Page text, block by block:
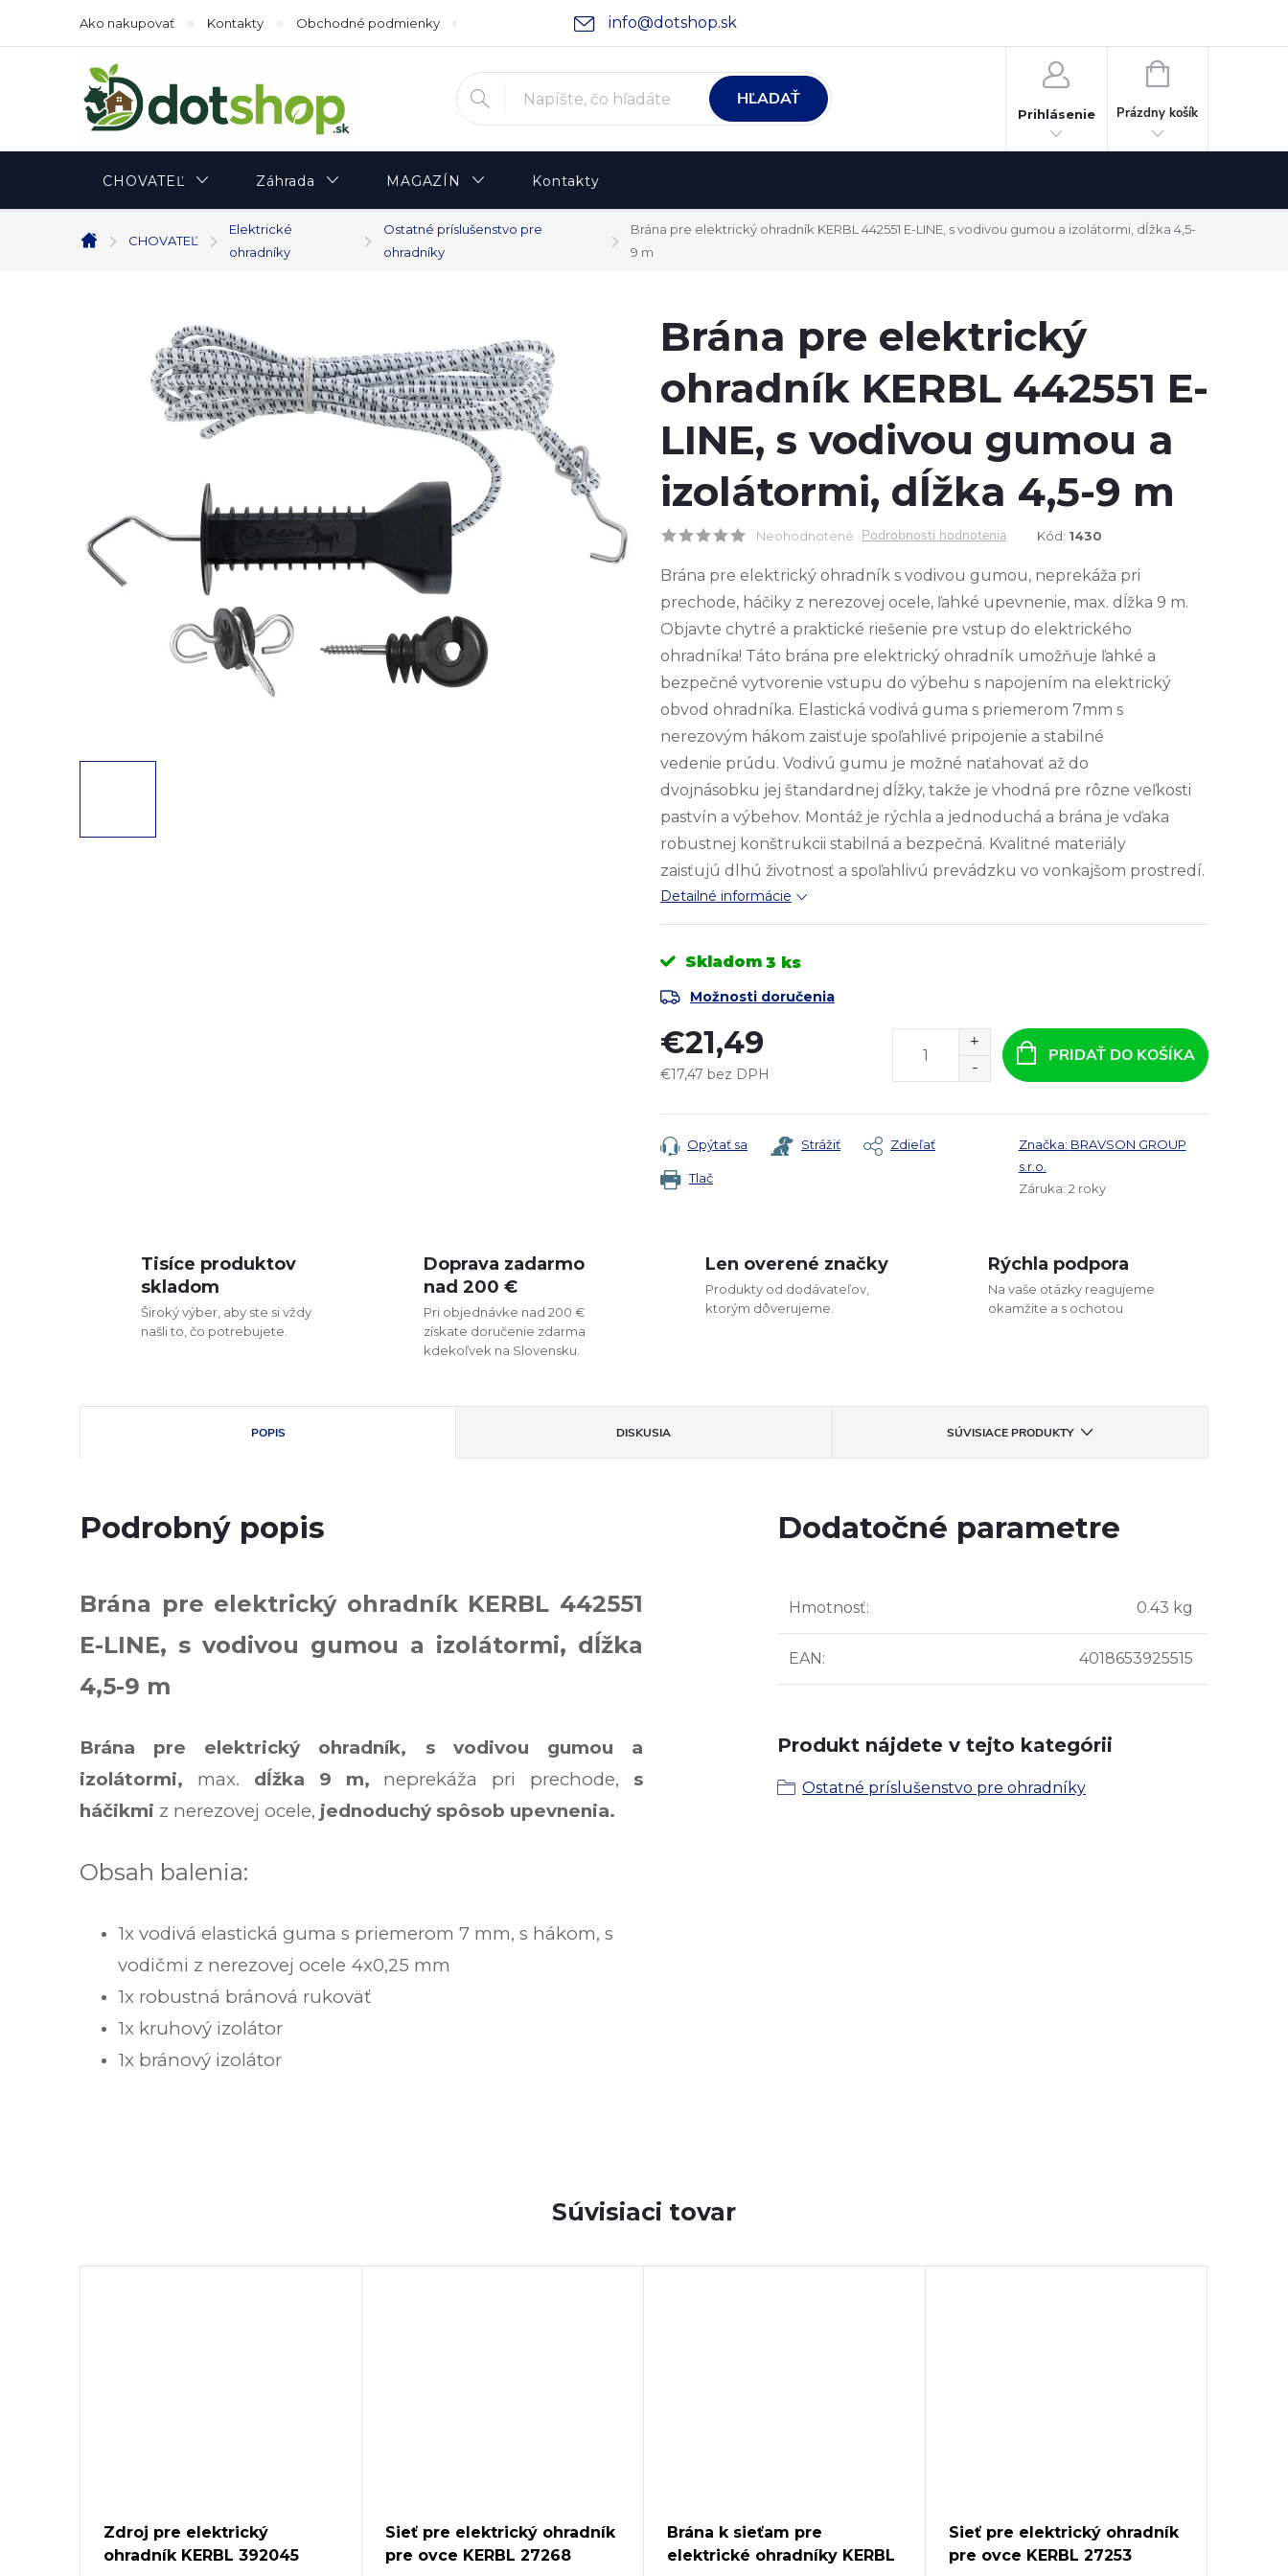
info@dotshop.sk
Ako nakupovať Kontakty Obchodné podmienky Podmienky ochrany osobných údajov
HĽADAŤ
Prihlásenie
NÁKUPNÝ
Prázdny košík
CHOVATEĽ Záhrada MAGAZÍN Kontakty
Domov
CHOVATEĽ
Elektrické
ohradníky
Ostatné príslušenstvo pre
ohradníky
Brána pre elektrický ohradník KERBL 442551 E-LINE, s vodivou gumou a izolátormi, dĺžka 4,5-
9 m
Brána pre elektrický
ohradník KERBL 442551 E-
LINE, s vodivou gumou a
izolátormi, dĺžka 4,5-9 m
Neohodnotené Podrobnosti hodnotenia Kód: 1430
Brána pre elektrický ohradník s vodivou gumou, neprekáža pri
prechode, háčiky z nerezovej ocele, ľahké upevnenie, max. dĺžka 9 m.
Objavte chytré a praktické riešenie pre vstup do elektrického
ohradníka! Táto brána pre elektrický ohradník umožňuje ľahké a
bezpečné vytvorenie vstupu do výbehu s napojením na elektrický
obvod ohradníka. Elastická vodivá guma s priemerom 7mm s
nerezovým hákom zaisťuje spoľahlivé pripojenie a stabilné
vedenie prúdu. Vodivú gumu je možné naťahovať až do
dvojnásobku jej štandardnej dĺžky, takže je vhodná pre rôzne veľkosti
pastvín a výbehov. Montáž je rýchla a jednoduchá a brána je vďaka
robustnej konštrukcii stabilná a bezpečná. Kvalitné materiály
zaisťujú dlhú životnosť a spoľahlivú prevádzku vo vonkajšom prostredí.
Detailné informácie
Skladom 3 ks
Možnosti doručenia
€21,49
€17,47 bez DPH
cena:
PRIDAŤ DO KOŠÍKA
Tlač
Opýtať sa Strážiť Zdieľať Značka: BRAVSON GROUP
s.r.o.
Záruka: 2 roky
Tisíce produktov
skladom
Široký výber, aby ste si vždy
našli to, čo potrebujete.
Doprava zadarmo
nad 200 €
Pri objednávke nad 200 €
získate doručenie zdarma
kdekoľvek na Slovensku.
Len overené značky
Produkty od dodávateľov,
ktorým dôverujeme.
Rýchla podpora
Na vaše otázky reagujeme
okamžite a s ochotou
POPIS DISKUSIA SÚVISIACE PRODUKTY
Podrobný popis
Brána pre elektrický ohradník KERBL 442551
E-LINE, s vodivou gumou a izolátormi, dĺžka
4,5-9 m
Brána pre elektrický ohradník, s vodivou gumou a
izolátormi, max. dĺžka 9 m, neprekáža pri prechode, s
háčikmi z nerezovej ocele, jednoduchý spôsob upevnenia.
Obsah balenia:
1x vodivá elastická guma s priemerom 7 mm, s hákom, s
vodičmi z nerezovej ocele 4x0,25 mm
1x robustná bránová rukoväť
1x kruhový izolátor
1x bránový izolátor
Dodatočné parametre
Hmotnosť: 0.43 kg
EAN: 4018653925515
Produkt nájdete v tejto kategórii
Ostatné príslušenstvo pre ohradníky
Súvisiaci tovar
Zdroj pre elektrický
ohradník KERBL 392045
Sieť pre elektrický ohradník
pre ovce KERBL 27268
Brána k sieťam pre
elektrické ohradníky KERBL
Sieť pre elektrický ohradník
pre ovce KERBL 27253